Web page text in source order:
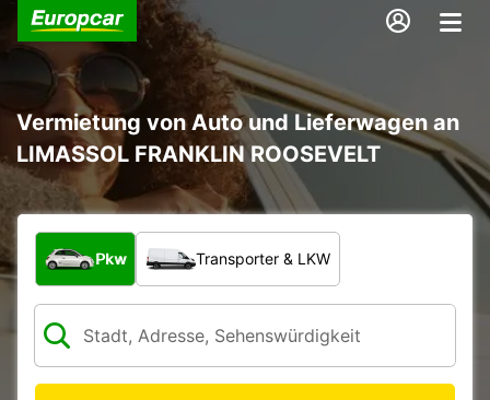
Vermietung von Auto und Lieferwagen an
LIMASSOL FRANKLIN ROOSEVELT
Welche Art von Fahrzeug?
Pkw Transporter & LKW